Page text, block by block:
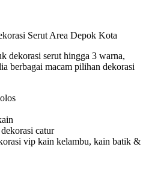
dekorasi serut hingga 3 warna,
berbagai macam pilihan dekorasi
catur
vip kain kelambu, kain batik &